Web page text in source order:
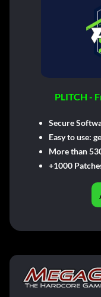
PLITCH -
Secure
Easy to use:
More than
+1000